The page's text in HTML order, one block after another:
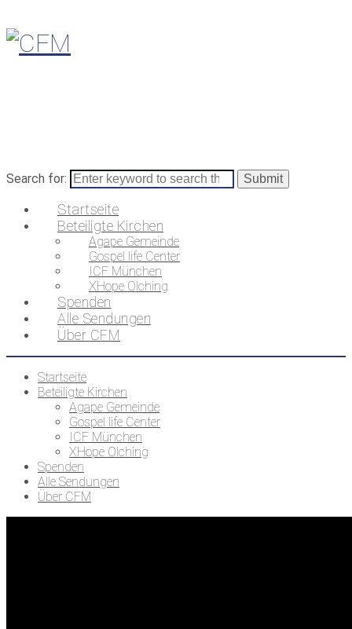
Search for:
Startseite
Beteiligte Kirchen
Agape Gemeinde
Gospel life Center
ICF München
XHope Olching
Spenden
Alle Sendungen
Über CFM
Startseite
Beteiligte Kirchen
Agape Gemeinde
Gospel life Center
ICF München
XHope Olching
Spenden
Alle Sendungen
Über CFM